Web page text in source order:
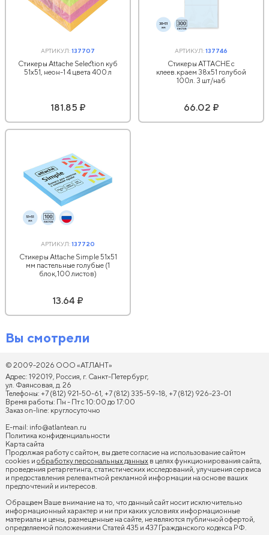
АРТИКУЛ:137707
Стикеры Attache Selection куб
51х51, неон-1 4 цвета 400 л
181.85 ₽
АРТИКУЛ:137746
Стикеры ATTACHE с
клеев.краем 38х51 голубой
100л. 3 шт/наб
66.02 ₽
АРТИКУЛ:137720
Стикеры Attache Simple 51х51
мм пастельные голубые (1
блок,100 листов)
13.64 ₽
Вы смотрели
© 2009-2026 ООО «АТЛАНТ»
Адрес: 192019, Россия, г. Санкт-Петербург,
ул. Фаянсовая, д. 26
Телефоны: +7 (812) 921-50-61, +7 (812) 335-59-18, +7 (812) 926-23-01
Время работы: Пн - Пт с 10:00 до 17:00
Заказ on-line: круглосуточно
E-mail: info@atlantean.ru
Политика конфиденциальности
Карта сайта
Продолжая работу с сайтом, вы даете согласие на использование сайтом
cookies и обработку персональных данных в целях функционирования сайта,
проведения ретаргетинга, статистических исследований, улучшения сервиса
и предоставления релевантной рекламной информации на основе ваших
предпочтений и интересов.
Обращаем Ваше внимание на то, что данный сайт носит исключительно
информационный характер и ни при каких условиях информационные
материалы и цены, размещенные на сайте, не являются публичной офертой,
определяемой положениями Статей 435 и 437 Гражданского кодекса РФ.